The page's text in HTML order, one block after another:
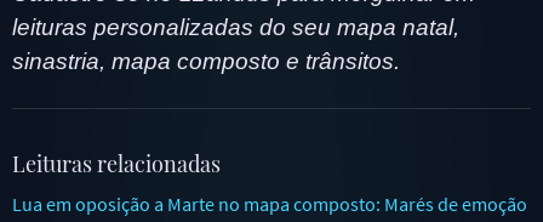
leituras personalizadas do seu mapa natal,
sinastria, mapa composto e trânsitos.
Leituras relacionadas
Lua em oposição a Marte no mapa composto: Marés de emoção